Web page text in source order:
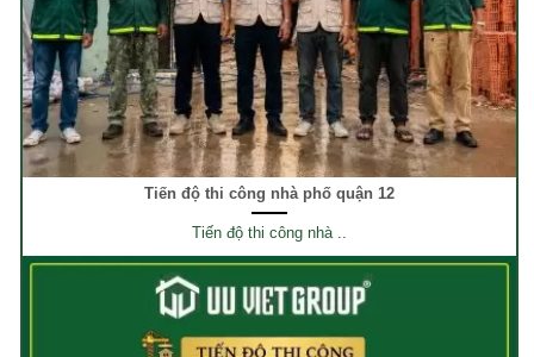
Tiến độ thi công nhà phố quận 12
Tiến độ thi công nhà ..